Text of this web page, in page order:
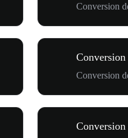
Conversion
Conversion